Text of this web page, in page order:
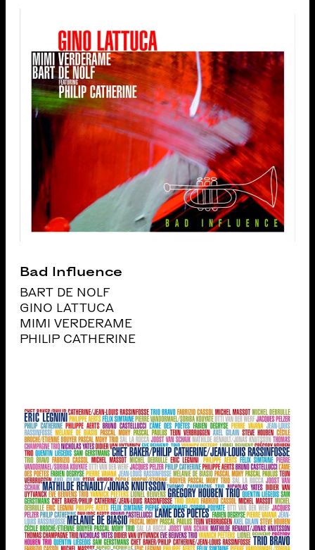
Bad Influence
BART DE NOLF
GINO LATTUCA
MIMI VERDERAME
PHILIP CATHERINE